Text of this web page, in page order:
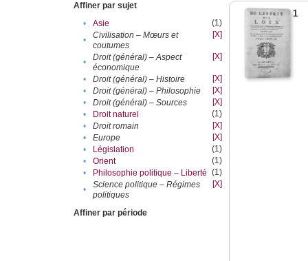
Affiner par sujet
•
Asie
(1)
•
Civilisation – Mœurs et
coutumes
[X]
•
Droit (général) – Aspect
économique
[X]
• Droit (général) – Histoire
[X]
•
Droit (général) – Philosophie
[X]
•
Droit (général) – Sources
[X]
•
Droit naturel
(1)
•
Droit romain
[X]
•
Europe
[X]
•
Législation
(1)
•
Orient
(1)
•
Philosophie politique – Liberté (1)
•
Science politique – Régimes
politiques
[X]
Affiner par période
1